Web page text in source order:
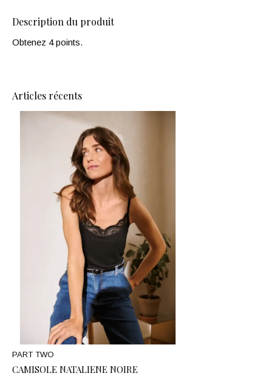
Description du produit
Obtenez 4 points.
Articles récents
PART TWO
CAMISOLE NATALIENE NOIRE